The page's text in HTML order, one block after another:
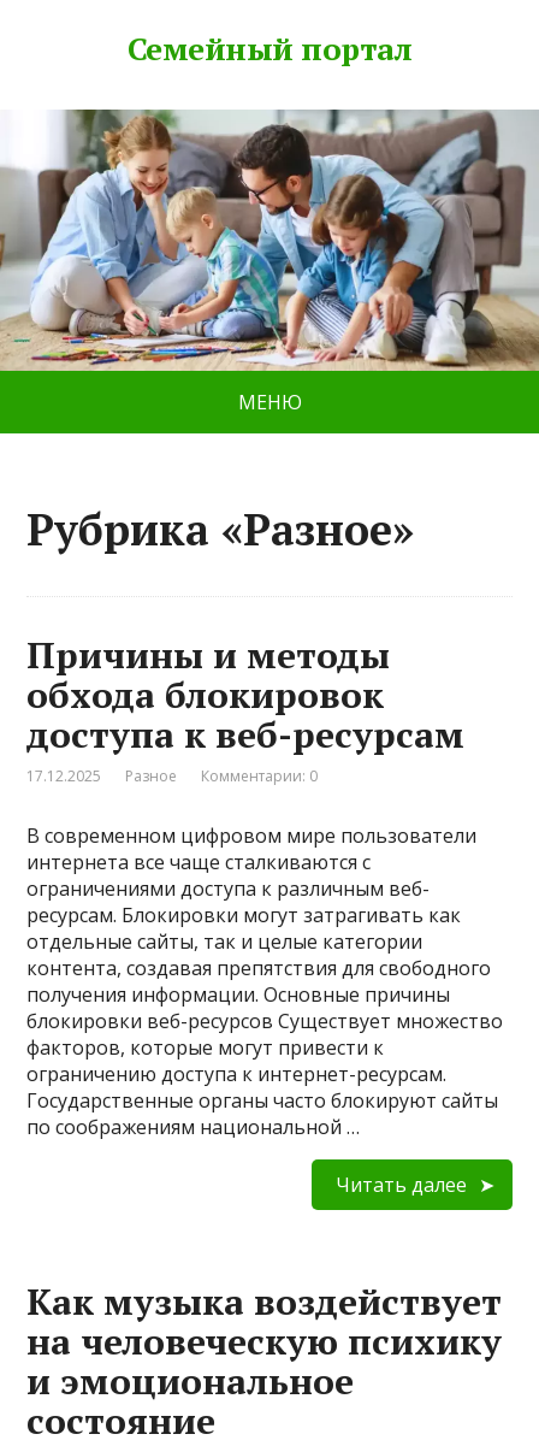
Семейный портал
МЕНЮ
Рубрика «Разное»
Причины и методы
обхода блокировок
доступа к веб-ресурсам
17.12.2025 Разное Комментарии: 0
В современном цифровом мире пользователи
интернета все чаще сталкиваются с
ограничениями доступа к различным веб-
ресурсам. Блокировки могут затрагивать как
отдельные сайты, так и целые категории
контента, создавая препятствия для свободного
получения информации. Основные причины
блокировки веб-ресурсов Существует множество
факторов, которые могут привести к
ограничению доступа к интернет-ресурсам.
Государственные органы часто блокируют сайты
по соображениям национальной …
Читать далее
Как музыка воздействует
на человеческую психику
и эмоциональное
состояние